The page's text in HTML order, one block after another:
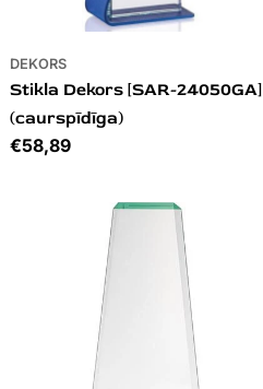
DEKORS
Stikla Dekors [SAR-24050GA]
(caurspīdīga)
Cena
€58,89